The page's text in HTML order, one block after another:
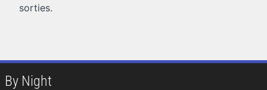
sorties.
By Night